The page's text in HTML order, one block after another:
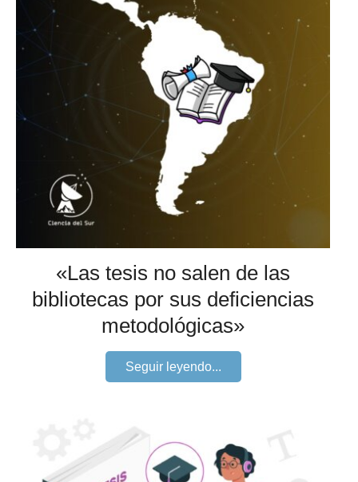
«Las tesis no salen de las
bibliotecas por sus deficiencias
metodológicas»
Seguir leyendo...